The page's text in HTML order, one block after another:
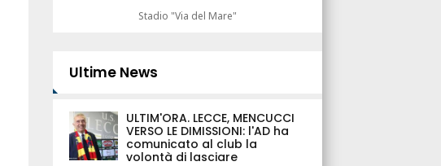
Stadio "Via del Mare"
Ultime News
ULTIM'ORA. LECCE, MENCUCCI
VERSO LE DIMISSIONI: l'AD ha
comunicato al club la
volontà di lasciare